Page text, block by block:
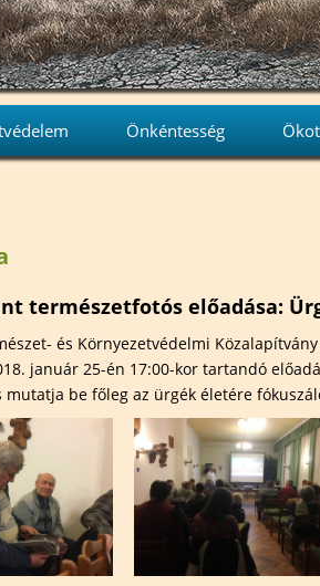
Önkéntesség
természetfotós előadása:
és Környezetvédelmi
január 25-én 17:00-kor tartandó
mutatja be főleg az ürgék életére